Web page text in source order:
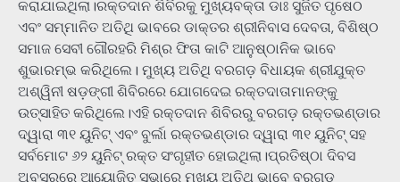
କରାଯାଇଥିଲା।ରକ୍ତଦାନ ଶିବିରକୁ ମୁଖ୍ୟବକ୍ତା ଡାଃ ସୁଜିତ ପୃଷେଠ
ଏବଂ ସମ୍ମାନିତ ଅତିଥି ଭାବରେ ଡାକ୍ତର ଶ୍ରୀନିବାସ ଦେବତା, ବିଶିଷ୍ଠ
ସମାଜ ସେବୀ ଗୌରହରି ମିଶ୍ର ଫିତା କାଟି ଆନୁଷ୍ଠାନିକ ଭାବେ
ଶୁଭାରମ୍ଭ କରିଥିଲେ। ମୁଖ୍ୟ ଅତିଥି ବରଗଡ଼ ବିଧାୟକ ଶ୍ରୀଯୁକ୍ତ
ଅଶ୍ୱିନୀ ଷଡ଼ଙ୍ଗୀ ଶିବିରରେ ଯୋଗଦେଇ ରକ୍ତଦାତାମାନଙ୍କୁ
ଉତ୍ସାହିତ କରିଥିଲେ।ଏହି ରକ୍ତଦାନ ଶିବିରରୁ ବରଗଡ଼ ରକ୍ତଭଣ୍ଡାର
ଦ୍ୱାରା ୩୧ ୟୁନିଟ୍ ଏବଂ ବୁର୍ଲା ରକ୍ତଭଣ୍ଡାର ଦ୍ୱାରା ୩୧ ୟୁନିଟ୍ ସହ
ସର୍ବମୋଟ ୬୨ ୟୁନିଟ୍ ରକ୍ତ ସଂଗୃହୀତ ହୋଇଥିଲା।ପ୍ରତିଷ୍ଠା ଦିବସ
ଅବସରରେ ଆୟୋଜିତ ସଭାରେ ମୁଖ୍ୟ ଅତିଥି ଭାବେ ବରଗଡ଼